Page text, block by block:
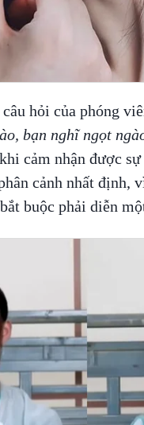
hỏi của phóng
bạn nghĩ ngọt
cảm nhận được
cảnh nhất định,
buộc phải diễn